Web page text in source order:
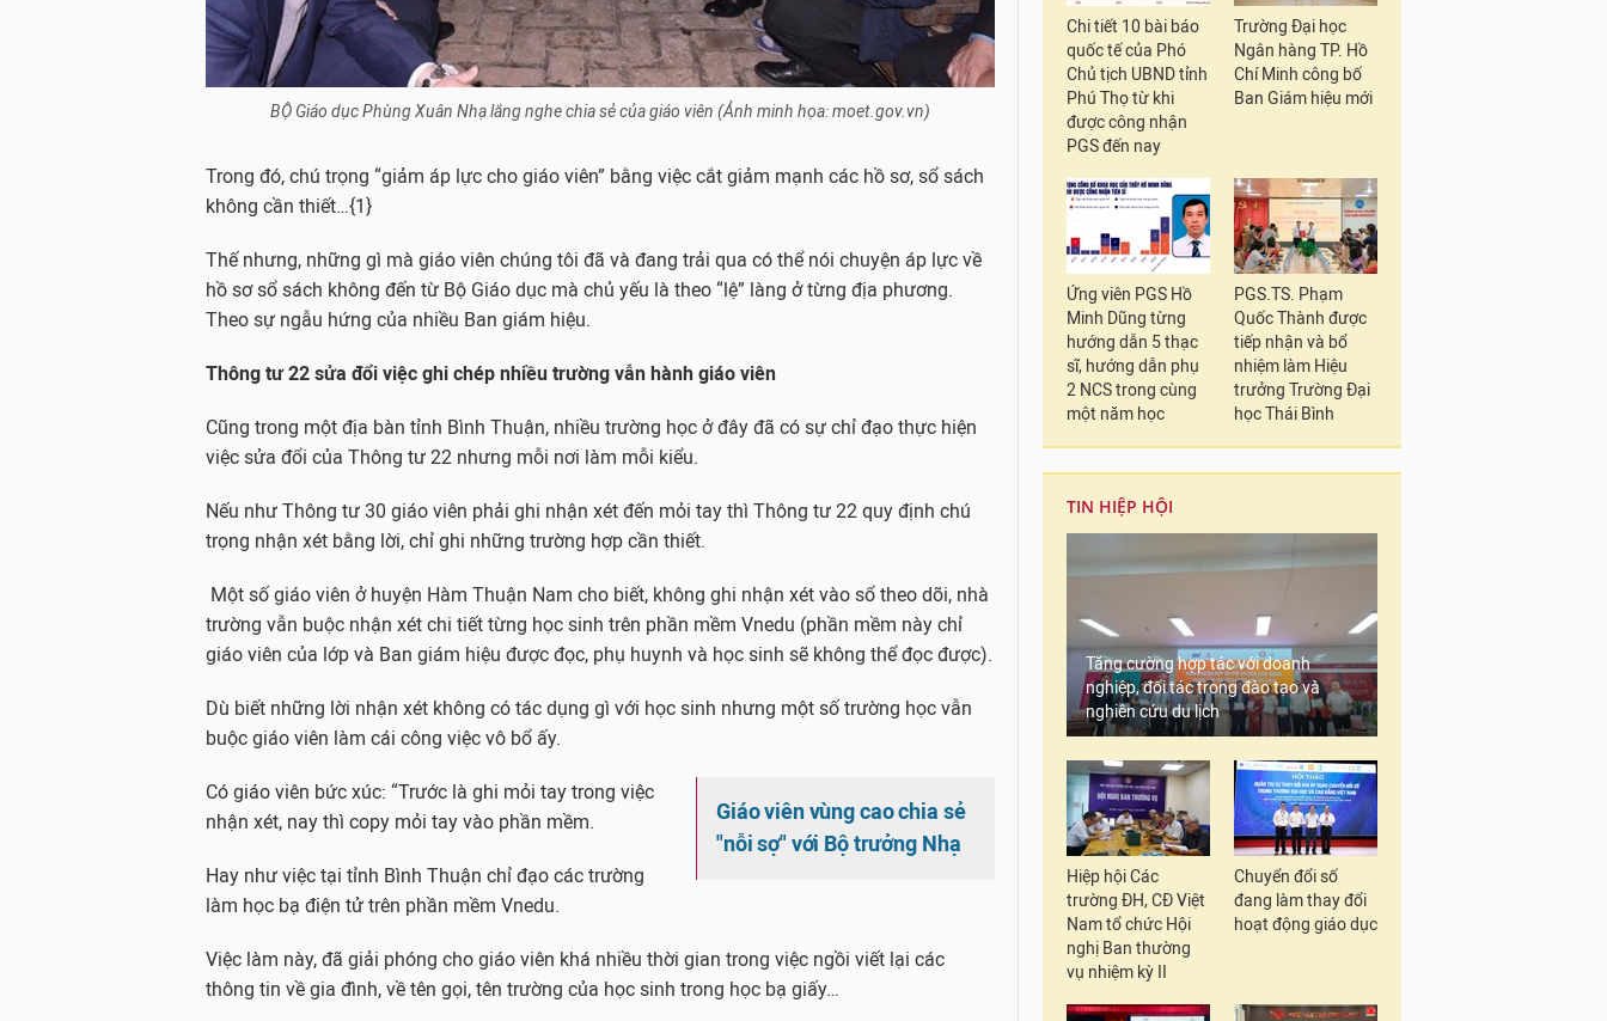
BỘ Giáo dục Phùng Xuân Nhạ lắng nghe chia sẻ của giáo viên (Ảnh minh họa: moet.gov.vn)
Trong đó, chú trọng “giảm áp lực cho giáo viên” bằng việc cắt giảm mạnh các hồ sơ, sổ sách
không cần thiết…{1}
Thế nhưng, những gì mà giáo viên chúng tôi đã và đang trải qua có thể nói chuyện áp lực về
hồ sơ sổ sách không đến từ Bộ Giáo dục mà chủ yếu là theo “lệ” làng ở từng địa phương.
Theo sự ngẫu hứng của nhiều Ban giám hiệu.
Thông tư 22 sửa đổi việc ghi chép nhiều trường vẫn hành giáo viên
Cũng trong một địa bàn tỉnh Bình Thuận, nhiều trường học ở đây đã có sự chỉ đạo thực hiện
việc sửa đổi của Thông tư 22 nhưng mỗi nơi làm mỗi kiểu.
Nếu như Thông tư 30 giáo viên phải ghi nhận xét đến mỏi tay thì Thông tư 22 quy định chú
trọng nhận xét bằng lời, chỉ ghi những trường hợp cần thiết.
Một số giáo viên ở huyện Hàm Thuận Nam cho biết, không ghi nhận xét vào sổ theo dõi, nhà
trường vẫn buộc nhận xét chi tiết từng học sinh trên phần mềm Vnedu (phần mềm này chỉ
giáo viên của lớp và Ban giám hiệu được đọc, phụ huynh và học sinh sẽ không thể đọc được).
Dù biết những lời nhận xét không có tác dụng gì với học sinh nhưng một số trường học vẫn
buộc giáo viên làm cái công việc vô bổ ấy.
Giáo viên vùng cao chia sẻ
"nỗi sợ" với Bộ trưởng Nhạ
Có giáo viên bức xúc: “Trước là ghi mỏi tay trong việc
nhận xét, nay thì copy mỏi tay vào phần mềm.
Hay như việc tại tỉnh Bình Thuận chỉ đạo các trường
làm học bạ điện tử trên phần mềm Vnedu.
Việc làm này, đã giải phóng cho giáo viên khá nhiều thời gian trong việc ngồi viết lại các
thông tin về gia đình, về tên gọi, tên trường của học sinh trong học bạ giấy…
Chi tiết 10 bài báo
quốc tế của Phó
Chủ tịch UBND tỉnh
Phú Thọ từ khi
được công nhận
PGS đến nay
Trường Đại học
Ngân hàng TP. Hồ
Chí Minh công bố
Ban Giám hiệu mới
Ứng viên PGS Hồ
Minh Dũng từng
hướng dẫn 5 thạc
sĩ, hướng dẫn phụ
2 NCS trong cùng
một năm học
PGS.TS. Phạm
Quốc Thành được
tiếp nhận và bổ
nhiệm làm Hiệu
trưởng Trường Đại
học Thái Bình
TIN HIỆP HỘI
Tăng cường hợp tác với doanh
nghiệp, đối tác trong đào tạo và
nghiên cứu du lịch
Hiệp hội Các
trường ĐH, CĐ Việt
Nam tổ chức Hội
nghị Ban thường
vụ nhiệm kỳ II
Chuyển đổi số
đang làm thay đổi
hoạt động giáo dục